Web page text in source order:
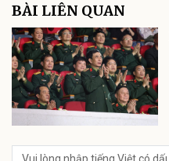
BÀI LIÊN QUAN